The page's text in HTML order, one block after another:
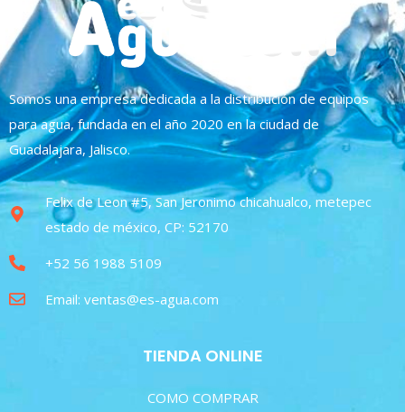
Somos una empresa dedicada a la distribución de equipos
para agua, fundada en el año 2020 en la ciudad de
Guadalajara, Jalisco.
Felix de Leon #5, San Jeronimo chicahualco, metepec
estado de méxico, CP: 52170
+52 56 1988 5109
Email: ventas@es-agua.com
TIENDA ONLINE
COMO COMPRAR